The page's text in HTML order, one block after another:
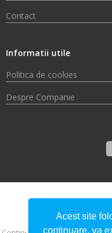
Contact
Informatii utile
Politica de cookies
Despre Companie
© 2026
Acest site
continuare, va